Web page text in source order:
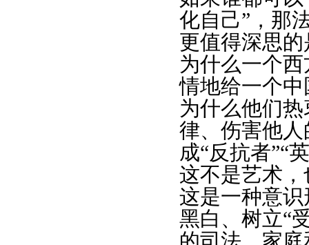
化自己”，那
更值得深思的
为什么一个
情地给一个
为什么他们
律、伤害他
成“反抗者”“
这不是艺术
这是一种意
黑白、树立“